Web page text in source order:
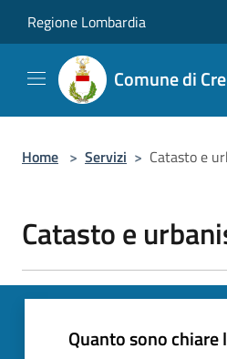
Regione Lombardia
Comune di
Home > Servizi > Catasto e
Catasto e
Quanto sono